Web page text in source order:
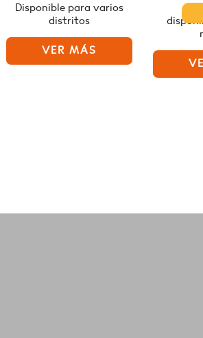
Disponible para varios
distritos
VER MÁS